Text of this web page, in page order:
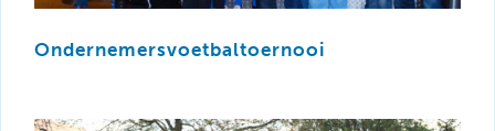
Ondernemersvoetbaltoernooi